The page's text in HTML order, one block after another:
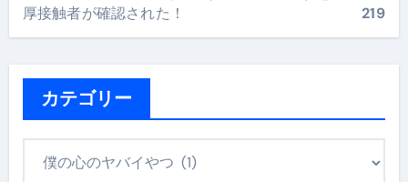
厚接触者が確認された！
219
カテゴリー